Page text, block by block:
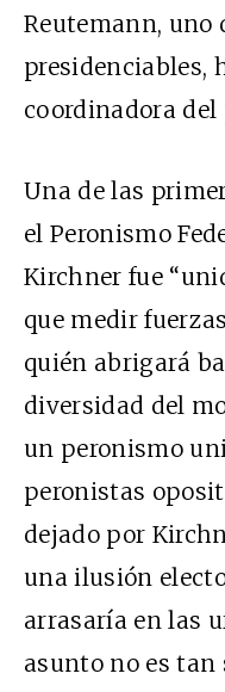
Reutemann, uno
presidenciables,
coordinadora del
Una de las
el Peronismo
Kirchner fue
que medir
quién abrigará
diversidad del
un peronismo
peronistas
dejado por
una ilusión
arrasaría en las
asunto no es tan